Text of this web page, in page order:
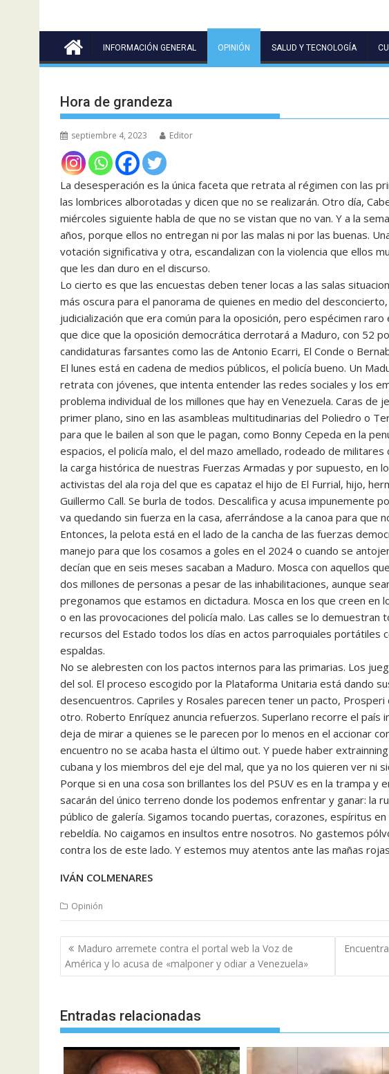
INFORMACIÓN GENERAL OPINIÓN SALUD Y TECNOLOGÍA
Hora de grandeza
septiembre 4, 2023 Editor
La desesperación es la única faceta que retrata al régimen con las
las lombrices alborotadas y dicen que no se realizarán. Otro día,
miércoles siguiente habla de que no se vistan que no van. Y a la
años, porque ellos no entregan ni por las malas ni por las buenas.
votación significativa y otra, escandalizan con la violencia que ellos
que les dan duro en el discurso.
Lo cierto es que las encuestas deben tener locas a las salas
más oscura para el panorama de quienes en medio del
judicialización que era común para la oposición, pero espécimen
que dice que la oposición democrática derrotará a Maduro, con 52
candidaturas farsantes como las de Antonio Ecarri, El Conde o
El lunes está en cadena de medios públicos, el policía bueno. Un
retrata con jóvenes, que intenta entender las redes sociales y los
problema individual de los millones que hay en Venezuela. Caras de
primer plano, sino en las asambleas multitudinarias del Poliedro o
para que le bailen al son que le pagan, como Bonny Cepeda en la
espacios, el policía malo, el del mazo amellado, rodeado de
la carga histórica de nuestras Fuerzas Armadas y por supuesto, en
activistas del ala roja del que es capataz el hijo de El Furrial, hijo,
Guillermo Call. Se burla de todos. Descalifica y acusa impunemente
va quedando sin fuerza en la casa, aferrándose a la canoa para que
Entonces, la pelota está en el lado de la cancha de las fuerzas
manejo para que los cosamos a goles en el 2024 o cuando se
decían que en seis meses sacaban a Maduro. Mosca con aquellos
dos millones de personas a pesar de las inhabilitaciones, aunque
pregonamos que estamos en dictadura. Mosca en los que creen en
o en las provocaciones del policía malo. Las calles se lo
recursos del Estado todos los días en actos parroquiales portátiles
espaldas.
No se alebresten con los pactos internos para las primarias. Los
del sol. El proceso escogido por la Plataforma Unitaria está dando
desencuentros. Capriles y Rosales parecen tener un pacto, Prosperi
otro. Roberto Enríquez anuncia refuerzos. Superlano recorre el país
deja de mirar a quienes se le parecen por lo menos en el accionar
encuentro no se acaba hasta el último out. Y puede haber
cubana y los miembros del eje del mal, que ya no los quieren ver ni
Porque si en una cosa son brillantes los del PSUV es en la trampa y
sacarán del único terreno donde los podemos enfrentar y ganar: la
público de galería. Sigamos tocando puertas, corazones, espíritus
rebeldía. No caigamos en insultos entre nosotros. No gastemos
contra los de este lado. Y estemos muy atentos ante las mañas
IVÁN COLMENARES
Opinión
Navegación
de
entradas
Maduro arremete contra el portal web la Voz de
América y lo acusa de «malponer y odiar a Venezuela»
Entradas relacionadas